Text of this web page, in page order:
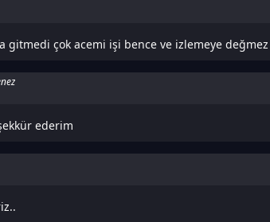
gitmedi çok acemi işi bence ve izlemeye değmez
ederim